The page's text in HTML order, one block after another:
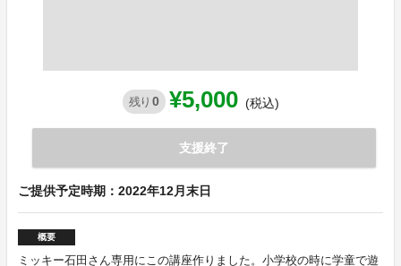
残り 0 ¥5,000 (税込)
支援終了
ご提供予定時期：2022年12月末日
概要
ミッキー石田さん専用にこの講座作りました。小学校の時に学童で遊